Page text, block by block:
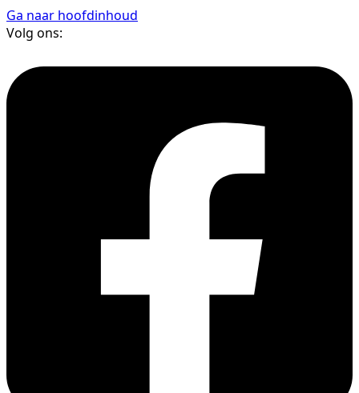
Ga naar hoofdinhoud
Volg ons: